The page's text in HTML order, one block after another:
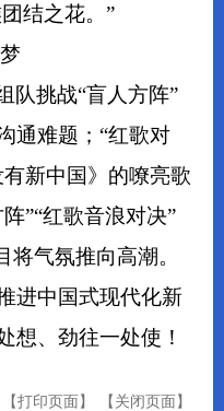
结之花。”
队挑战“盲人方阵”
通难题；“红歌对
新中国》的嘹亮歌
”“红歌音浪对决”
将气氛推向高潮。
进中国式现代化新
想、劲往一处使！
【打印页面】 【关闭页面】